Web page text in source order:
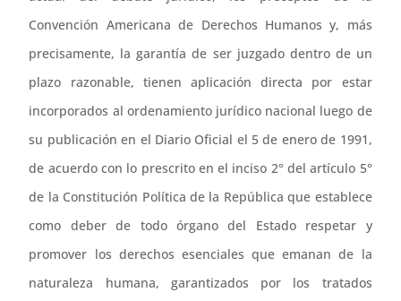
Convención Americana de Derechos Humanos y, más
precisamente, la garantía de ser juzgado dentro de un
plazo razonable, tienen aplicación directa por estar
incorporados al ordenamiento jurídico nacional luego de
su publicación en el Diario Oficial el 5 de enero de 1991,
de acuerdo con lo prescrito en el inciso 2° del artículo 5°
de la Constitución Política de la República que establece
como deber de todo órgano del Estado respetar y
promover los derechos esenciales que emanan de la
naturaleza humana, garantizados por los tratados